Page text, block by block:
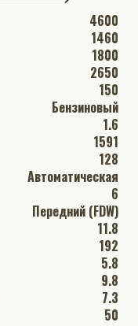
4600
1460
1800
2650
150
Бензиновый
1.6
1591
128
Автоматическая
6
Передний (FDW)
11.8
192
5.8
9.8
7.3
50